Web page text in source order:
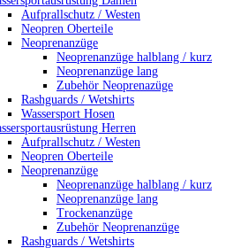
Aufprallschutz / Westen
Neopren Oberteile
Neoprenanzüge
Neoprenanzüge halblang / kurz
Neoprenanzüge lang
Zubehör Neoprenazüge
Rashguards / Wetshirts
Wassersport Hosen
Herren
Aufprallschutz / Westen
Neopren Oberteile
Neoprenanzüge
Neoprenanzüge halblang / kurz
Neoprenanzüge lang
Trockenanzüge
Zubehör Neoprenanzüge
Rashguards / Wetshirts